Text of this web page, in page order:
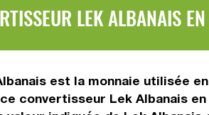
LEK ALBANAIS
est la monnaie utilisée
convertisseur Lek Albanais